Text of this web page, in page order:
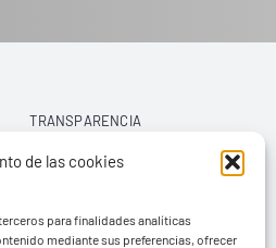
de las cookies
para finalidades analíticas
mediante sus preferencias, ofrecer
TRANSPARENCIA
AVISO LEGAL
POLÍTICA DE PRIVACIDAD